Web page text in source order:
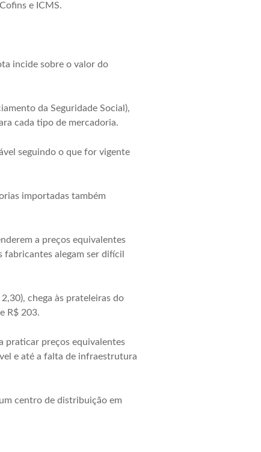
e ICMS.
incide sobre o valor do
da Seguridade Social),
cada tipo de mercadoria.
seguindo o que for vigente
importadas também
a preços equivalentes
fabricantes alegam ser difícil
chega às prateleiras do
R$ 203.
praticar preços equivalentes
e até a falta de infraestrutura
centro de distribuição em